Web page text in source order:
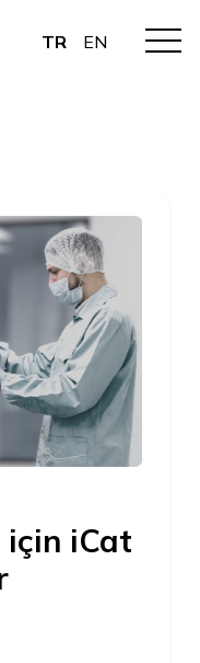
TR EN
iCat